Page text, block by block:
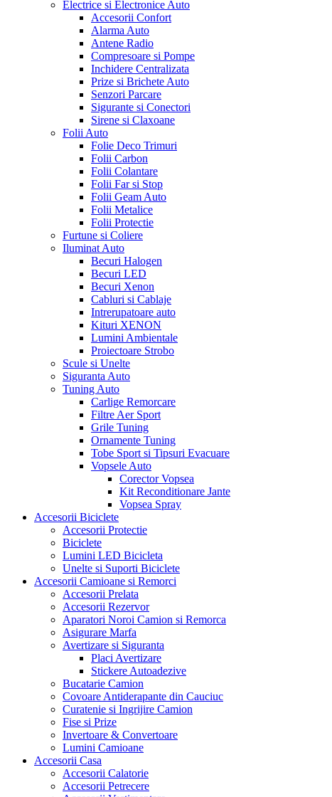
Electrice si Electronice Auto
Accesorii Confort
Alarma Auto
Antene Radio
Compresoare si Pompe
Inchidere Centralizata
Prize si Brichete Auto
Senzori Parcare
Sigurante si Conectori
Sirene si Claxoane
Folii Auto
Folie Deco Trimuri
Folii Carbon
Folii Colantare
Folii Far si Stop
Folii Geam Auto
Folii Metalice
Folii Protectie
Furtune si Coliere
Iluminat Auto
Becuri Halogen
Becuri LED
Becuri Xenon
Cabluri si Cablaje
Intrerupatoare auto
Kituri XENON
Lumini Ambientale
Proiectoare Strobo
Scule si Unelte
Siguranta Auto
Tuning Auto
Carlige Remorcare
Filtre Aer Sport
Grile Tuning
Ornamente Tuning
Tobe Sport si Tipsuri Evacuare
Vopsele Auto
Corector Vopsea
Kit Reconditionare Jante
Vopsea Spray
Accesorii Biciclete
Accesorii Protectie
Biciclete
Lumini LED Bicicleta
Unelte si Suporti Biciclete
Accesorii Camioane si Remorci
Accesorii Prelata
Accesorii Rezervor
Aparatori Noroi Camion si Remorca
Asigurare Marfa
Avertizare si Siguranta
Placi Avertizare
Stickere Autoadezive
Bucatarie Camion
Covoare Antiderapante din Cauciuc
Curatenie si Ingrijire Camion
Fise si Prize
Invertoare & Convertoare
Lumini Camioane
Accesorii Casa
Accesorii Calatorie
Accesorii Petrecere